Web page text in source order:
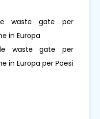
waste gate per
in Europa
waste gate per
in Europa per Paesi